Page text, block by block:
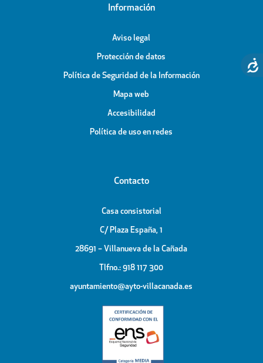
Información
Aviso legal
Protección de datos
Política de Seguridad de la Información
Mapa web
Accesibilidad
Política de uso en redes
Contacto
Casa consistorial
C/ Plaza España, 1
28691 – Villanueva de la Cañada
Tlfno.: 918 117 300
ayuntamiento@ayto-villacanada.es